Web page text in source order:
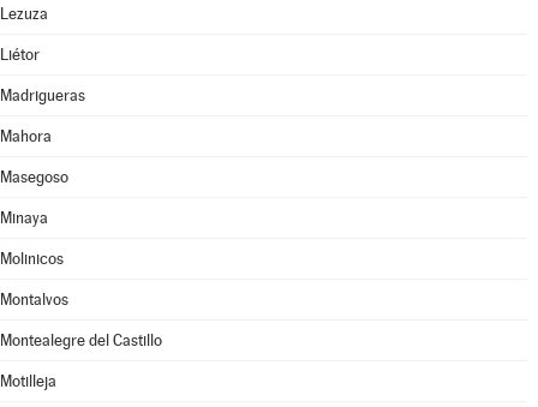
Lezuza
Liétor
Madrigueras
Mahora
Masegoso
Minaya
Molinicos
Montalvos
Montealegre del Castillo
Motilleja